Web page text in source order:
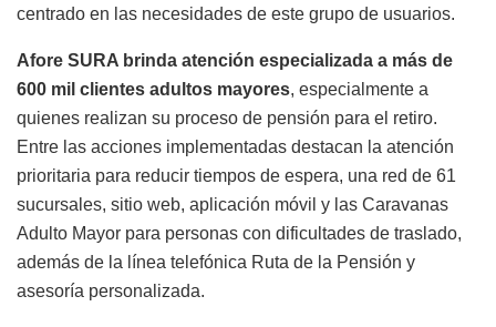
centrado en las necesidades de este grupo de usuarios.
Afore SURA brinda atención especializada a más de
600 mil clientes adultos mayores, especialmente a
quienes realizan su proceso de pensión para el retiro.
Entre las acciones implementadas destacan la atención
prioritaria para reducir tiempos de espera, una red de 61
sucursales, sitio web, aplicación móvil y las Caravanas
Adulto Mayor para personas con dificultades de traslado,
además de la línea telefónica Ruta de la Pensión y
asesoría personalizada.